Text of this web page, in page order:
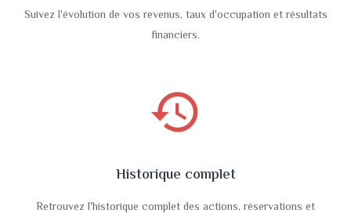
Suivez l'évolution de vos revenus, taux d'occupation et résultats
financiers.
history
Historique complet
Retrouvez l'historique complet des actions, réservations et